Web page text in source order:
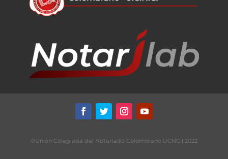
©Unión Colegiada del Notariado Colombiano UCNC | 2022